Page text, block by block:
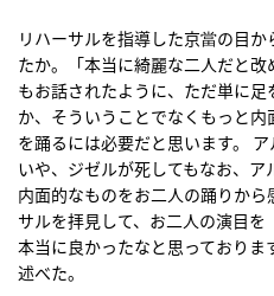
リハーサルを指導した京當の目
たか。「本当に綺麗な二人だと
もお話されたように、ただ単に
か、そういうことでなくもっと内
を踊るには必要だと思います。
いや、ジゼルが死してもなお、
内面的なものをお二人の踊りか
サルを拝見して、お二人の演目
本当に良かったなと思っており
述べた。